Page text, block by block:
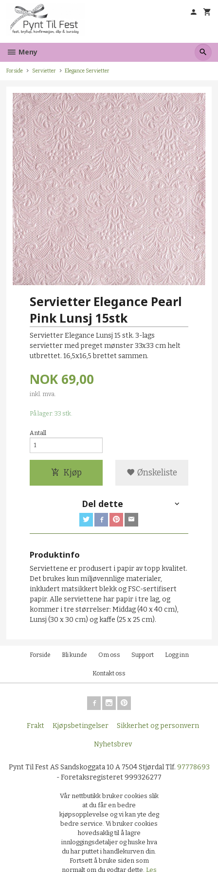
innholdet
Meny
Forside Servietter Elegance Servietter
Servietter Elegance Pearl
Pink Lunsj 15stk
Servietter Elegance Lunsj 15 stk. 3-lags
servietter med preget mønster 33x33 cm helt
utbrettet. 16,5x16,5 brettet sammen.
NOK 69,00
inkl. mva.
På lager: 33 stk.
Antall
Kjøp Ønskeliste
Del dette
Produktinfo
Serviettene er produsert i papir av topp kvalitet.
Det brukes kun miljøvennlige materialer,
inkludert matsikkert blekk og FSC-sertifisert
papir. Alle serviettene har papir i tre lag, og
kommer i tre størrelser: Middag (40 x 40 cm),
Lunsj (30 x 30 cm) og kaffe (25 x 25 cm).
Forside Bli kunde Om oss Support Logg inn
Kontakt oss
Frakt Kjøpsbetingelser Sikkerhet og personvern
Nyhetsbrev
Pynt Til Fest AS Sandskoggata 10 A 7504 Stjørdal Tlf. 97778693
- Foretaksregisteret 999326277
Vår nettbutikk bruker cookies slik
at du får en bedre
kjøpsopplevelse og vi kan yte deg
bedre service. Vi bruker cookies
hovedsaklig til å lagre
innloggingsdetaljer og huske hva
du har puttet i handlekurven din.
Fortsett å bruke siden som
normalt om du godtar dette. Les